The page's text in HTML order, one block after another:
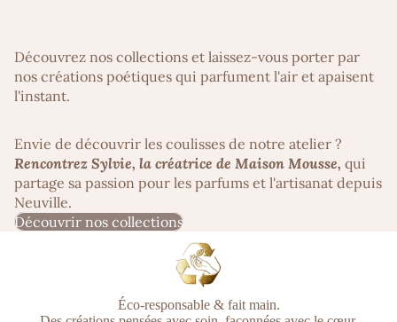
Découvrez nos collections et laissez-vous porter par
nos créations poétiques qui parfument l'air et apaisent
l'instant.
Envie de découvrir les coulisses de notre atelier ?
Rencontrez Sylvie, la créatrice de Maison Mousse, qui
partage sa passion pour les parfums et l'artisanat depuis
Neuville.
Découvrir nos collections
Éco-responsable & fait main.